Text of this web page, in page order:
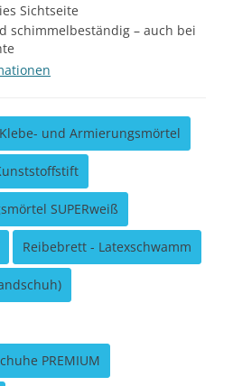
Sichtseite
schimmelbeständig – auch bei
Klebe- und Armierungsmörtel
SUPERweiß
Reibebrett - Latexschwamm
PREMIUM